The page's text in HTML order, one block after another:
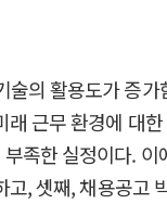
의 활용도가 증
근무 환경에 대
족한 실정이다.
, 셋째, 채용공고